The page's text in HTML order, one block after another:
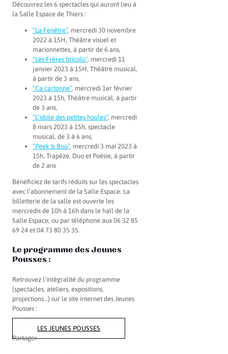
Découvrez les 6 spectacles qui auront lieu à
la Salle Espace de Thiers :
“La Fenêtre”, mercredi 30 novembre
2022 à 15H, Théâtre visuel et
marionnettes, à partir de 6 ans,
“Les Frères bricolo”, mercredi 11
janvier 2023 à 15H, Théâtre musical,
à partir de 3 ans,
“Ça cartonne”, mercredi 1er février
2023 à 15h, Théâtre musical, à partir
de 3 ans,
“L’idole des petites houles”, mercredi
8 mars 2023 à 15h, spectacle
musical, de 3 à 6 ans,
“Peek & Boo”, mercredi 3 mai 2023 à
15h, Trapèze, Duo et Poésie, à partir
de 2 ans
Bénéficiez de tarifs réduits sur les spectacles
avec l’abonnement de la Salle Espace. La
billetterie de la salle est ouverte les
mercredis de 10h à 16h dans le hall de la
Salle Espace, ou par téléphone aux 06 32 85
69 24 et 04 73 80 35 35.
Le programme des Jeunes
Pousses :
Retrouvez l’intégralité du programme
(spectacles, ateliers, expositions,
projections…) sur le site internet des Jeunes
Pousses :
LES JEUNES POUSSES
Partager